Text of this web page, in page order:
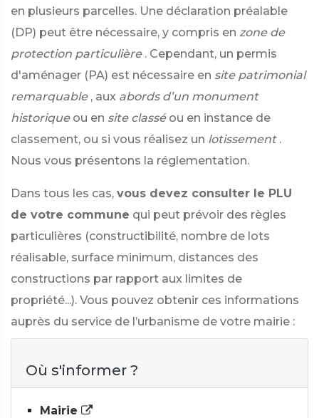
en plusieurs parcelles. Une déclaration préalable
(DP) peut être nécessaire, y compris en zone de
protection particulière . Cependant, un permis
d'aménager (PA) est nécessaire en site patrimonial
remarquable , aux abords d’un monument
historique ou en site classé ou en instance de
classement, ou si vous réalisez un lotissement .
Nous vous présentons la réglementation.
Dans tous les cas, vous devez consulter le PLU
de votre commune qui peut prévoir des règles
particulières (constructibilité, nombre de lots
réalisable, surface minimum, distances des
constructions par rapport aux limites de
propriété...). Vous pouvez obtenir ces informations
auprès du service de l’urbanisme de votre mairie :
Où s'informer ?
Mairie